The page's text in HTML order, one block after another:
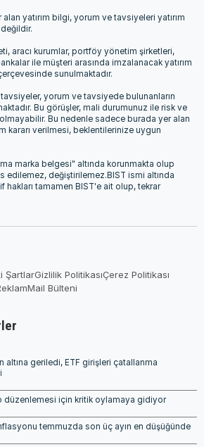
yatırım bilgi, yorum ve tavsiyeleri yatırım
değildir.
aracı kurumlar, portföy yönetim şirketleri,
ile müşteri arasında imzalanacak yatırım
sunulmaktadır.
yorum ve tavsiyede bulunanların
Bu görüşler, mali durumunuz ile risk ve
Bu nedenle sadece burada yer alan
kararı verilmesi, beklentilerinize uygun
marka belgesi" altında korunmakta olup
edilemez, değiştirilemez.BIST ismi altında
hakları tamamen BIST'e ait olup, tekrar
ŞartlarGizlilik PolitikasıÇerez Politikası
Mail Bülteni
altına geriledi, ETF girişleri çatallanma
düzenlemesi için kritik oylamaya gidiyor
temmuzda son üç ayın en düşüğünde